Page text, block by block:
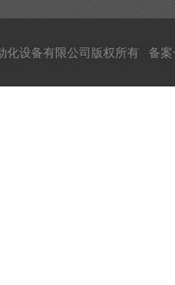
化设备有限公司版权所有 备案